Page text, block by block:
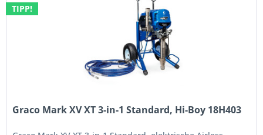
TIPP!
Graco Mark XV XT 3-in-1 Standard, Hi-Boy 18H403